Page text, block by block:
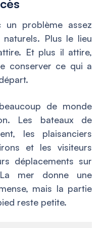
un problème assez
Plus le lieu
Et plus il attire,
conserver ce qui a
de monde
Les bateaux de
les plaisanciers
et les visiteurs
déplacements sur
mer donne une
mais la partie
reste petite.